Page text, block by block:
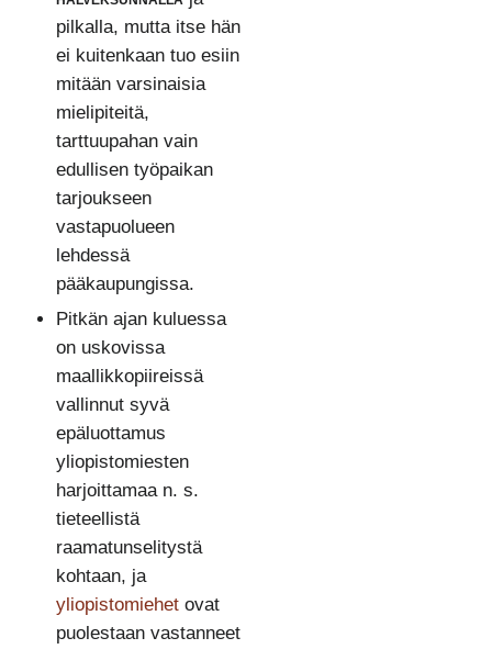
pilkalla, mutta itse hän
ei kuitenkaan tuo esiin
mitään varsinaisia
mielipiteitä,
tarttuupahan vain
edullisen työpaikan
tarjoukseen
vastapuolueen
lehdessä
pääkaupungissa.
Pitkän ajan kuluessa
on uskovissa
maallikkopiireissä
vallinnut syvä
epäluottamus
yliopistomiesten
harjoittamaa n. s.
tieteellistä
raamatunselitystä
kohtaan, ja
yliopistomiehetovat
puolestaan vastanneet